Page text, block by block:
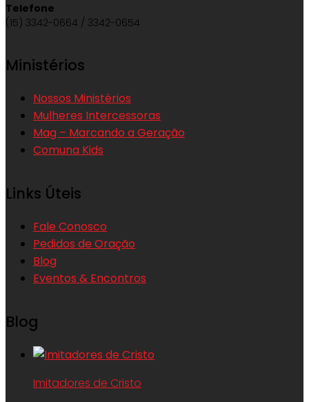
Telefone
(15) 3342-0664 / 3342-0654
Ministérios
Nossos Ministérios
Mulheres Intercessoras
Mag – Marcando a Geração
Comuna Kids
Links Úteis
Fale Conosco
Pedidos de Oração
Blog
Eventos & Encontros
Blog
Imitadores de Cristo